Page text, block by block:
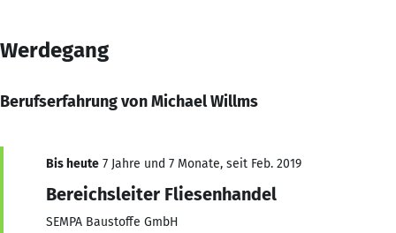
Werdegang
Berufserfahrung von Michael Willms
Bis heute 7 Jahre und 7 Monate, seit Feb. 2019
Bereichsleiter Fliesenhandel
SEMPA Baustoffe GmbH